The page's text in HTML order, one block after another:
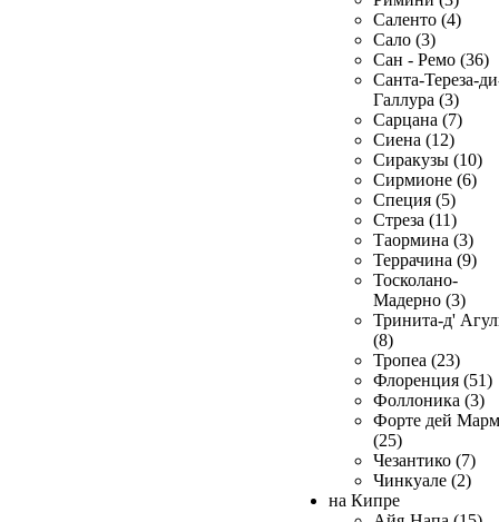
Саленто (4)
Сало (3)
Сан - Ремо (36)
Санта-Тереза-
Галлура (3)
Сарцана (7)
Сиена (12)
Сиракузы (10)
Сирмионе (6)
Специя (5)
Стреза (11)
Таормина (3)
Террачина (9)
Тосколано-
Мадерно (3)
Тринита-д'
(8)
Тропеа (23)
Флоренция (51)
Фоллоника (3)
Форте дей
(25)
Чезантико (7)
Чинкуале (2)
на Кипре